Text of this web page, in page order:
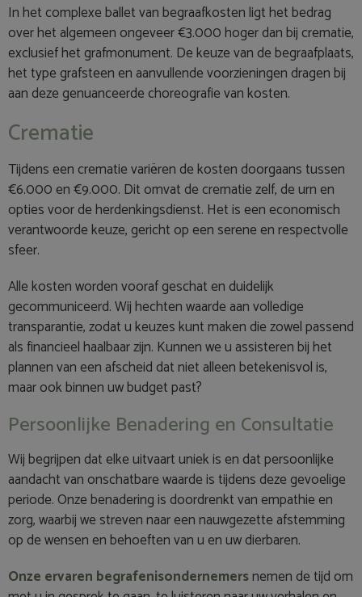
In het complexe ballet van begraafkosten ligt het bedrag
over het algemeen ongeveer €3.000 hoger dan bij crematie,
exclusief het grafmonument. De keuze van de begraafplaats,
het type grafsteen en aanvullende voorzieningen dragen bij
aan deze genuanceerde choreografie van kosten.
Crematie
Tijdens een crematie variëren de kosten doorgaans tussen
€6.000 en €9.000. Dit omvat de crematie zelf, de urn en
opties voor de herdenkingsdienst. Het is een economisch
verantwoorde keuze, gericht op een serene en respectvolle
sfeer.
Alle kosten worden vooraf geschat en duidelijk
gecommuniceerd. Wij hechten waarde aan volledige
transparantie, zodat u keuzes kunt maken die zowel passend
als financieel haalbaar zijn. Kunnen we u assisteren bij het
plannen van een afscheid dat niet alleen betekenisvol is,
maar ook binnen uw budget past?
Persoonlijke Benadering en Consultatie
Wij begrijpen dat elke uitvaart uniek is en dat persoonlijke
aandacht van onschatbare waarde is tijdens deze gevoelige
periode. Onze benadering is doordrenkt van empathie en
zorg, waarbij we streven naar een nauwgezette afstemming
op de wensen en behoeften van u en uw dierbaren.
Onze ervaren begrafenisondernemersnemen de tijd om